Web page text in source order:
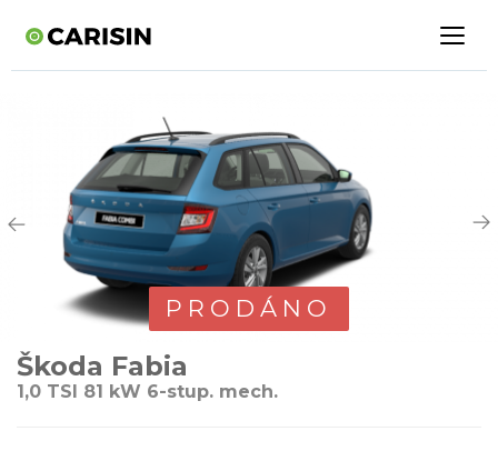
PRODÁNO
Škoda Fabia
1,0 TSI 81 kW 6-stup. mech.